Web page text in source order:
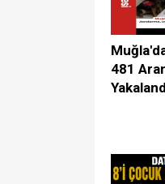
481